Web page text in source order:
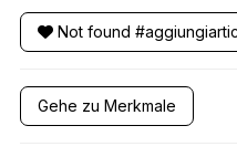
Not found
Gehe zu Merkmale